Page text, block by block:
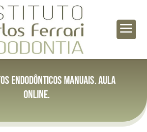
a
endodônticos manuais. Aula
Online.